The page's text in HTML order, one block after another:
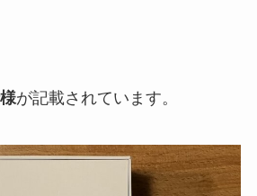
が記載されています。